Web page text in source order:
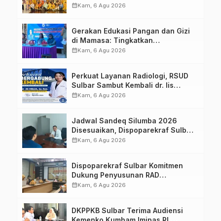
Sulawesi Barat Perkuat Kolaborasi
calendar_monthKam, 6 Agu 2026
Gerakan Edukasi Pangan dan Gizi
di Mamasa: Tingkatkan
Pengetahuan dan Keterampilan
calendar_monthKam, 6 Agu 2026
Perkuat Layanan Radiologi, RSUD
Sulbar Sambut Kembali dr. Iis
Imelda, Sp.Rad
calendar_monthKam, 6 Agu 2026
Jadwal Sandeq Silumba 2026
Disesuaikan, Dispoparekraf Sulbar
Pastikan Persiapan Tetap
calendar_monthKam, 6 Agu 2026
Dispoparekraf Sulbar Komitmen
Dukung Penyusunan RAD
TPB/SDGs Sulawesi Barat
calendar_monthKam, 6 Agu 2026
DKPPKB Sulbar Terima Audiensi